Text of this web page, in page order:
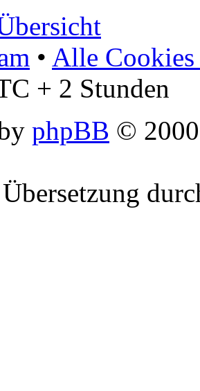
• Alle Cookies
+ 2 Stunden
phpBB ©